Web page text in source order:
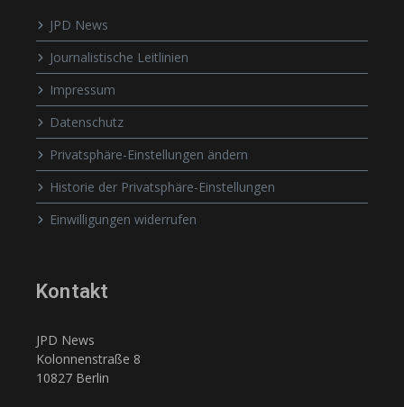
JPD News
Journalistische Leitlinien
Impressum
Datenschutz
Privatsphäre-Einstellungen ändern
Historie der Privatsphäre-Einstellungen
Einwilligungen widerrufen
Kontakt
JPD News
Kolonnenstraße 8
10827 Berlin